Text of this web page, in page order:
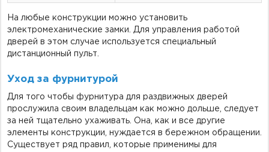
На любые конструкции можно установить
электромеханические замки. Для управления работой
дверей в этом случае используется специальный
дистанционный пульт.
Уход за фурнитурой
Для того чтобы фурнитура для раздвижных дверей
прослужила своим владельцам как можно дольше, следует
за ней тщательно ухаживать. Она, как и все другие
элементы конструкции, нуждается в бережном обращении.
Существует ряд правил, которые применимы для